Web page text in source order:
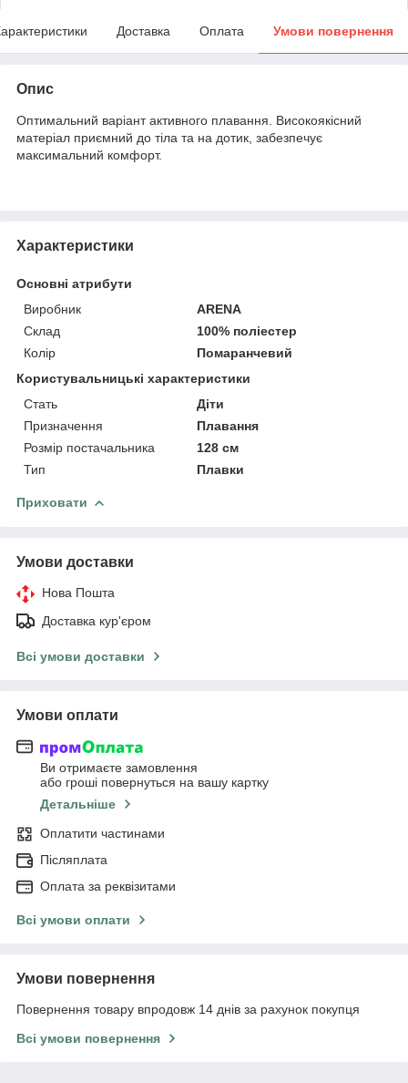
Доставка Оплата Умови повернення
Опис
Оптимальний варіант активного плавання. Високоякісний
матеріал приємний до тіла та на дотик, забезпечує
максимальний комфорт.
Характеристики
Основні атрибути
Виробник
ARENA
Склад
100% поліестер
Колір
Помаранчевий
Користувальницькі характеристики
Стать
Діти
Призначення
Плавання
Розмір постачальника
128 см
Тип
Плавки
Приховати
Умови доставки
Нова Пошта
Доставка кур'єром
Всі умови доставки
Умови оплати
Ви отримаєте замовлення
або гроші повернуться на вашу картку
Детальніше
Оплатити частинами
Післяплата
Оплата за реквізитами
Всі умови оплати
Умови повернення
Повернення товару впродовж 14 днів за рахунок покупця
Всі умови повернення